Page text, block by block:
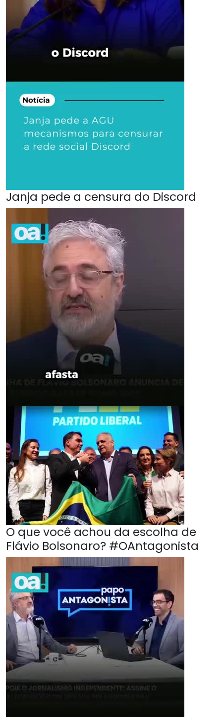
Janja pede a censura do Discord
O que você achou da escolha de
Flávio Bolsonaro? #OAntagonista